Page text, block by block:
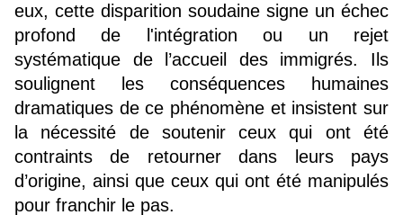
eux, cette disparition soudaine signe un échec
profond de l'intégration ou un rejet
systématique de l’accueil des immigrés. Ils
soulignent les conséquences humaines
dramatiques de ce phénomène et insistent sur
la nécessité de soutenir ceux qui ont été
contraints de retourner dans leurs pays
d’origine, ainsi que ceux qui ont été manipulés
pour franchir le pas.